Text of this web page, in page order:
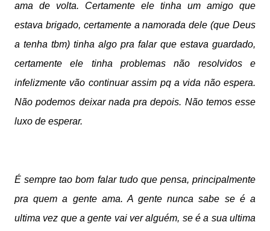
ama de volta. Certamente ele tinha um amigo que
estava brigado, certamente a namorada dele (que Deus
a tenha tbm) tinha algo pra falar que estava guardado,
certamente ele tinha problemas não resolvidos e
infelizmente vão continuar assim pq a vida não espera.
Não podemos deixar nada pra depois. Não temos esse
luxo de esperar.
É sempre tao bom falar tudo que pensa, principalmente
pra quem a gente ama. A gente nunca sabe se é a
ultima vez que a gente vai ver alguém, se é a sua ultima